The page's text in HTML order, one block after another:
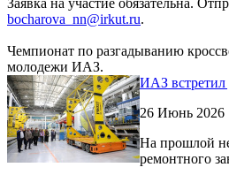
bocharova_nn@irkut.ru.
Чемпионат по разгадыванию
молодежи ИАЗ.
ИАЗ встретил
26 Июнь 2026
На прошлой
ремонтного